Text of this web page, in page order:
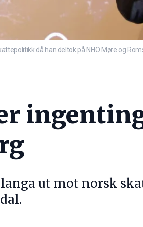
då han deltok på NHO Møre og
langa ut mot norsk